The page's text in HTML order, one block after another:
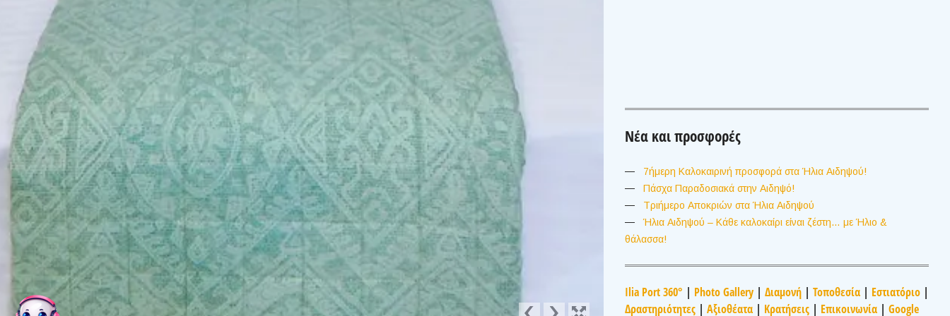
Νέα και προσφορές
7ήμερη Καλοκαιρινή προσφορά στα Ήλια Αιδηψού!
Πάσχα Παραδοσιακά στην Αιδηψό!
Τριήμερο Αποκριών στα Ήλια Αιδηψού
Ήλια Αιδηψού – Κάθε καλοκαίρι είναι ζέστη… με Ήλιο &
θάλασσα!
Ilia Port 360° | Photo Gallery | Διαμονή | Τοποθεσία | Εστιατόριο |
Δραστηριότητες | Αξιοθέατα | Κρατήσεις | Επικοινωνία | Google